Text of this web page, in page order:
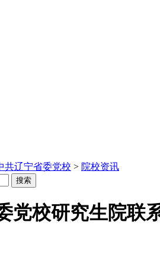
共辽宁省委党校 > 院校资讯
党校研究生院联